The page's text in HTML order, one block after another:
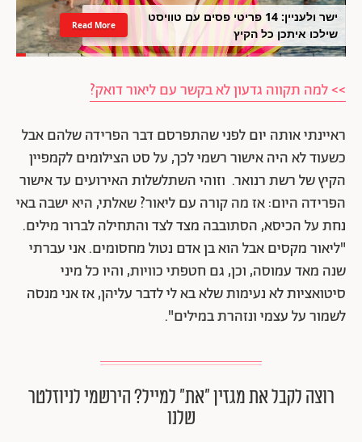
ישר ולעניין: 14 פריטי פסים עם טוויסט
שילכו איתכן כל הקיץ
Read More
>> למה תקווה גדעון לא בקשר עם ליאור דואק?
ראיינתי אותה יום לפני שהתפרסם דבר הפרידה שלהם אבל
כשעוד לא היה אישור רשמי לכך, על סט הצילומים לקמפיין
הקיץ של רשת רנואר. וזוהי השתלשלות האירועים עד אישור
הפרידה היום: אז מה קורה עם ליאור? שאלתי, היא ישבה באי
נחת על הכיסא, הסתובבה מצד לצד והתחילה לברור מילים.
"ליאור מקסים אבל הוא בן אדם נטול מחסומים. אני עברתי
שנה מאד עמוסה, וכן, גם חטפתי כוויות, והיו כל מיני
סיטואציות לא נעימות שלא בא לי לדבר עליהן, אז אני מנסה
לשמור על עצמי ונזהרת במילים".
רוצה לקבל את מגזין ״את״ למייל? הירשמי לניוזלטר
שלנו